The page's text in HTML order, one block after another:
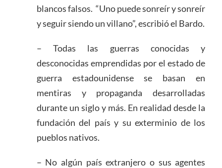
blancos falsos. “Uno puede sonreír y sonreír
y seguir siendo un villano”, escribió el Bardo.
– Todas las guerras conocidas y
desconocidas emprendidas por el estado de
guerra estadounidense se basan en
mentiras y propaganda desarrolladas
durante un siglo y más. En realidad desde la
fundación del país y su exterminio de los
pueblos nativos.
– No algún país extranjero o sus agentes